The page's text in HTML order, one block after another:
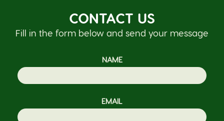
CONTACT US
Fill in the form below and send your message
NAME
EMAIL